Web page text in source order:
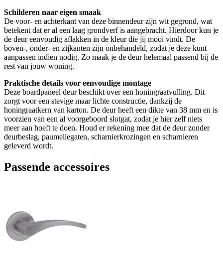
Schilderen naar eigen smaak
De voor- en achterkant van deze binnendeur zijn wit gegrond, wat
betekent dat er al een laag grondverf is aangebracht. Hierdoor kun je
de deur eenvoudig aflakken in de kleur die jij mooi vindt. De
boven-, onder- en zijkanten zijn onbehandeld, zodat je deze kunt
aanpassen indien nodig. Zo maak je de deur helemaal passend bij de
rest van jouw woning.
Praktische details voor eenvoudige montage
Deze boardpaneel deur beschikt over een honingraatvulling. Dit
zorgt voor een stevige maar lichte constructie, dankzij de
honingraatkern van karton. De deur heeft een dikte van 38 mm en is
voorzien van een al voorgeboord slotgat, zodat je hier zelf niets
meer aan hoeft te doen. Houd er rekening mee dat de deur zonder
deurbeslag, paumellegaten, scharnierkrozingen en scharnieren
geleverd wordt.
Passende accessoires